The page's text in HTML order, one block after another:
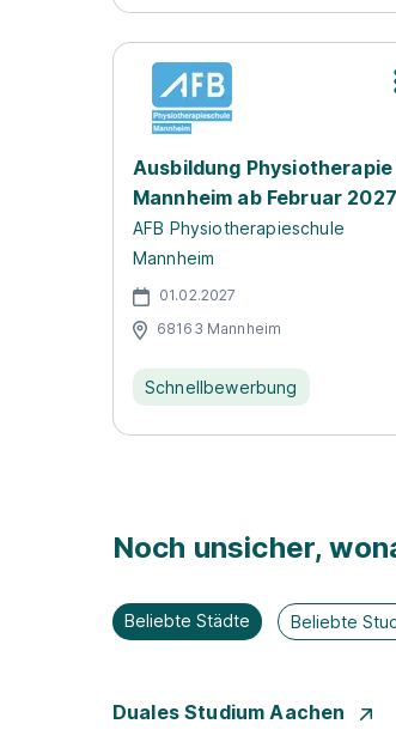
Ausbildung Physiotherapie
Mannheim ab Februar 2027
AFB Physiotherapieschule
Mannheim
01.02.2027
68163 Mannheim
Schnellbewerbung
Noch unsicher,
Beliebte Städte Beliebte
Duales Studium Aachen